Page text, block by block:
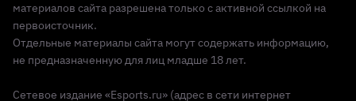
материалов сайта разрешена только с активной ссылкой на
первоисточник.
Отдельные материалы сайта могут содержать информацию,
не предназначенную для лиц младше 18 лет.
Сетевое издание «Esports.ru» (адрес в сети интернет